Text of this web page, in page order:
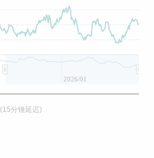
2026/01
(15分锺延迟)